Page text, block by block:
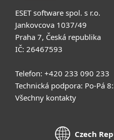
ESET software spol. s r.o.
Jankovcova 1037/49
Praha 7, Česká republika
IČ: 26467593
Telefon: +420 233 090 233
Technická podpora: Po-Pá
Všechny kontakty
Czech